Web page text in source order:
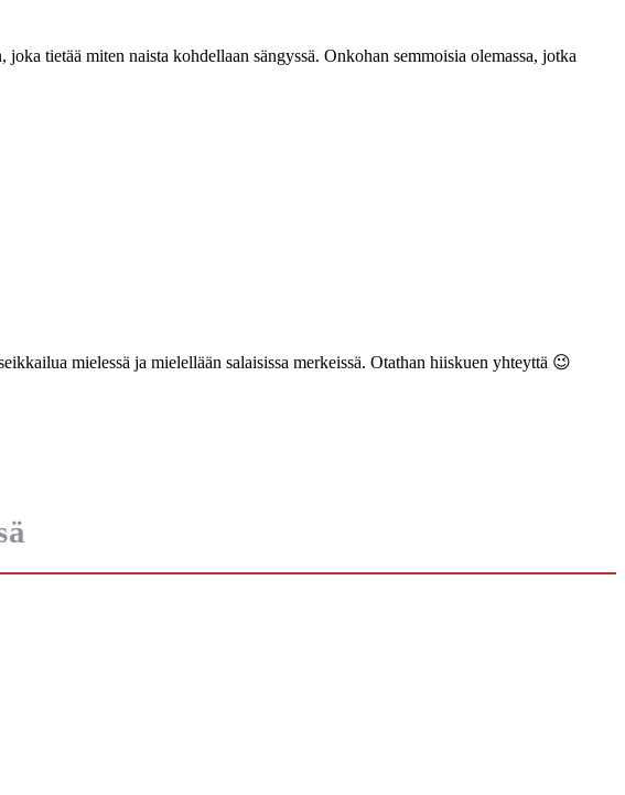
tietää miten naista kohdellaan sängyssä. Onkohan semmoisia olemassa, jotka
mielessä ja mielellään salaisissa merkeissä. Otathan hiiskuen yhteyttä 😉